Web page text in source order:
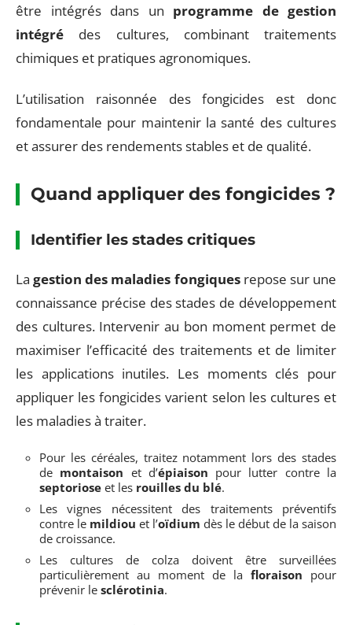
être intégrés dans un programme de gestion
intégré des cultures, combinant traitements
chimiques et pratiques agronomiques.
L’utilisation raisonnée des fongicides est donc
fondamentale pour maintenir la santé des cultures
et assurer des rendements stables et de qualité.
Quand appliquer des fongicides ?
Identifier les stades critiques
Lagestion des maladies fongiquesrepose sur une
connaissance précise des stades de développement
des cultures. Intervenir au bon moment permet de
maximiser l’efficacité des traitements et de limiter
les applications inutiles. Les moments clés pour
appliquer les fongicides varient selon les cultures et
les maladies à traiter.
Pour les céréales, traitez notamment lors des stades
de montaison et d’épiaison pour lutter contre la
septoriose et les rouilles du blé.
Les vignes nécessitent des traitements préventifs
contre le mildiou et l’oïdium dès le début de la saison
de croissance.
Les cultures de colza doivent être surveillées
particulièrement au moment de la floraison pour
prévenir le sclérotinia.